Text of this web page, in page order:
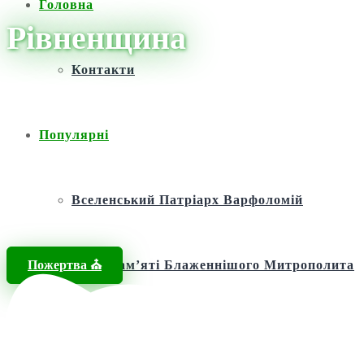
Головна
Контакти
Популярні
Вселенський Патріарх Варфоломій
Фонд пам’яті Блаженнішого Митрополита
Пожертва ⛪️
Рівненщина